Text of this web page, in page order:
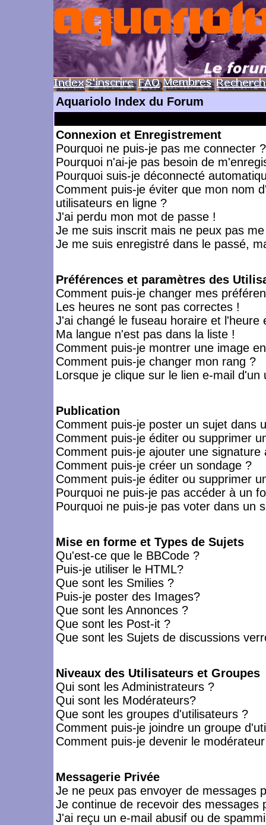
Aquariolo Index du Forum
Connexion et Enregistrement
Pourquoi ne puis-je pas me connecter ?
Pourquoi n'ai-je pas besoin de
Pourquoi suis-je déconnecté
Comment puis-je éviter que mon nom
utilisateurs en ligne ?
J'ai perdu mon mot de passe !
Je me suis inscrit mais ne peux pas
Je me suis enregistré dans le passé,
Préférences et paramètres des
Comment puis-je changer mes
Les heures ne sont pas correctes !
J'ai changé le fuseau horaire et l'heure
Ma langue n'est pas dans la liste !
Comment puis-je montrer une image
Comment puis-je changer mon rang ?
Lorsque je clique sur le lien e-mail
Publication
Comment puis-je poster un sujet dans
Comment puis-je éditer ou supprimer
Comment puis-je ajouter une signature
Comment puis-je créer un sondage ?
Comment puis-je éditer ou supprimer
Pourquoi ne puis-je pas accéder à un
Pourquoi ne puis-je pas voter dans un
Mise en forme et Types de Sujets
Qu'est-ce que le BBCode ?
Puis-je utiliser le HTML?
Que sont les Smilies ?
Puis-je poster des Images?
Que sont les Annonces ?
Que sont les Post-it ?
Que sont les Sujets de discussions
Niveaux des Utilisateurs et Groupes
Qui sont les Administrateurs ?
Qui sont les Modérateurs?
Que sont les groupes d'utilisateurs ?
Comment puis-je joindre un groupe
Comment puis-je devenir le
Messagerie Privée
Je ne peux pas envoyer de messages
Je continue de recevoir des messages
J'ai reçu un e-mail abusif ou de